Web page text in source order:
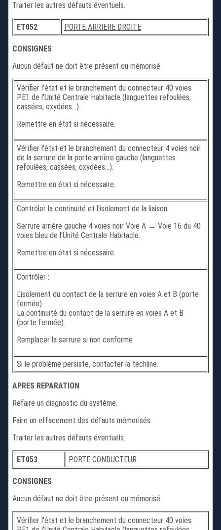
Traiter les autres défauts éventuels.
ET052 PORTE ARRIERE DROITE
CONSIGNES
Aucun défaut ne doit être présent ou mémorisé.
Vérifier l'état et le branchement du connecteur 40 voies
PE1 de l'Unité Centrale Habitacle (languettes refoulées,
cassées, oxydées...).
Remettre en état si nécessaire.
Vérifier l'état et le branchement du connecteur 4 voies noir
de la serrure de la porte arrière gauche (languettes
refoulées, cassées, oxydées...).
Remettre en état si nécessaire.
Contrôler la continuité et l'isolement de la liaison :
Serrure arrière gauche 4 voies noir Voie A → Voie 16 du 40
voies bleu de l'Unité Centrale Habitacle.
Remettre en état si nécessaire.
Contrôler :
L'isolement du contact de la serrure en voies A et B (porte
fermée).
La continuité du contact de la serrure en voies A et B
(porte fermée).
Remplacer la serrure si non conforme
Si le problème persiste, contacter la techline.
APRES REPARATION
Refaire un diagnostic du système.
Faire un effacement des défauts mémorisés.
Traiter les autres défauts éventuels.
ET053 PORTE CONDUCTEUR
CONSIGNES
Aucun défaut ne doit être présent ou mémorisé.
Vérifier l'état et le branchement du connecteur 40 voies